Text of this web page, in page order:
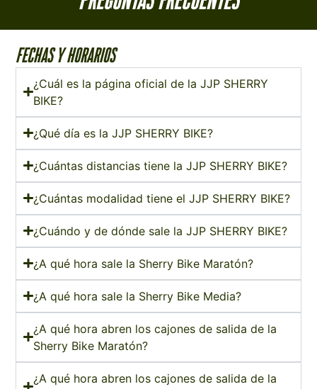
FECHAS Y HORARIOS
¿Cuál es la página oficial de la JJP SHERRY
BIKE?
¿Qué día es la JJP SHERRY BIKE?
¿Cuántas distancias tiene la JJP SHERRY BIKE?
¿Cuántas modalidad tiene el JJP SHERRY BIKE?
¿Cuándo y de dónde sale la JJP SHERRY BIKE?
¿A qué hora sale la Sherry Bike Maratón?
¿A qué hora sale la Sherry Bike Media?
¿A qué hora abren los cajones de salida de la
Sherry Bike Maratón?
¿A qué hora abren los cajones de salida de la